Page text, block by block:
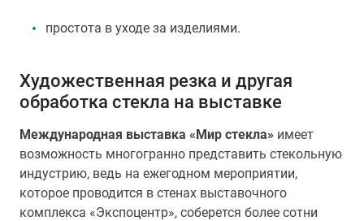
простота в уходе за изделиями.
Художественная резка и другая
обработка стекла на выставке
Международная выставка «Мир стекла» имеет
возможность многогранно представить стекольную
индустрию, ведь на ежегодном мероприятии,
которое проводится в стенах выставочного
комплекса «Экспоцентр», соберется более сотни